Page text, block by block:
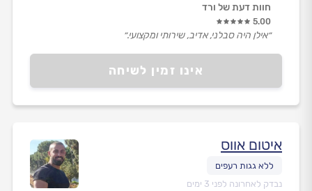
אינו זמין לשיחה
חוות דעת של ורד
5.00
״אילן היה סבלני, אדיב, שירותי ומקצועי.״
איטום אווס
נבדק לאחרונה לפני 3 ימים